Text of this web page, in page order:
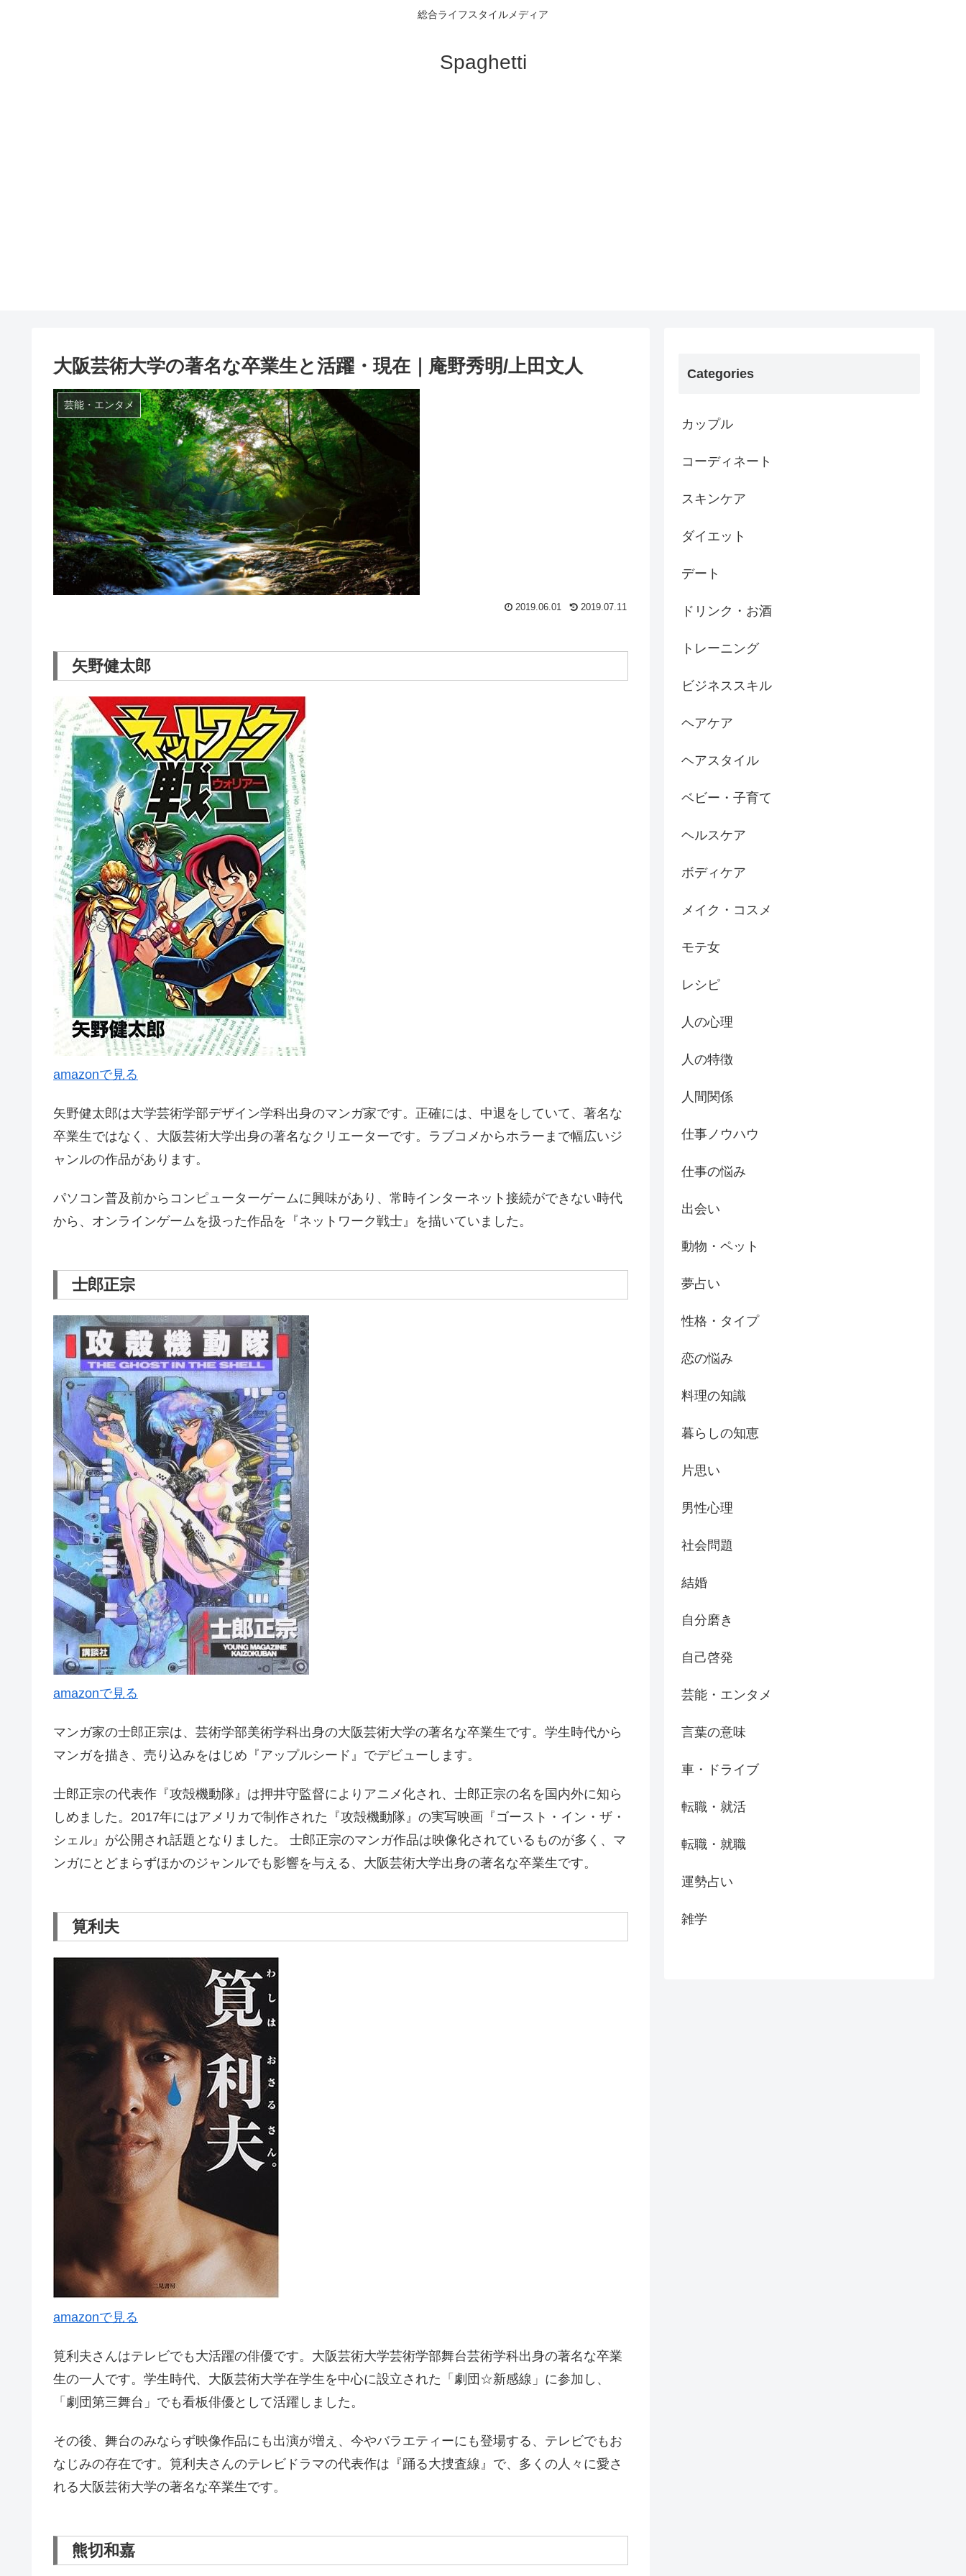
総合ライフスタイルメディア
Spaghetti
大阪芸術大学の著名な卒業生と活躍・現在｜庵野秀明/上田文人
芸能・エンタメ
2019.07.11
2019.06.01
矢野健太郎
amazonで見る
矢野健太郎は大学芸術学部デザイン学科出身のマンガ家です。正確には、中退をしていて、著名な
卒業生ではなく、大阪芸術大学出身の著名なクリエーターです。ラブコメからホラーまで幅広いジ
ャンルの作品があります。
パソコン普及前からコンピューターゲームに興味があり、常時インターネット接続ができない時代
から、オンラインゲームを扱った作品を『ネットワーク戦士』を描いていました。
士郎正宗
amazonで見る
マンガ家の士郎正宗は、芸術学部美術学科出身の大阪芸術大学の著名な卒業生です。学生時代から
マンガを描き、売り込みをはじめ『アップルシード』でデビューします。
士郎正宗の代表作『攻殻機動隊』は押井守監督によりアニメ化され、士郎正宗の名を国内外に知ら
しめました。2017年にはアメリカで制作された『攻殻機動隊』の実写映画『ゴースト・イン・ザ・
シェル』が公開され話題となりました。 士郎正宗のマンガ作品は映像化されているものが多く、マ
ンガにとどまらずほかのジャンルでも影響を与える、大阪芸術大学出身の著名な卒業生です。
筧利夫
amazonで見る
筧利夫さんはテレビでも大活躍の俳優です。大阪芸術大学芸術学部舞台芸術学科出身の著名な卒業
生の一人です。学生時代、大阪芸術大学在学生を中心に設立された「劇団☆新感線」に参加し、
「劇団第三舞台」でも看板俳優として活躍しました。
その後、舞台のみならず映像作品にも出演が増え、今やバラエティーにも登場する、テレビでもお
なじみの存在です。筧利夫さんのテレビドラマの代表作は『踊る大捜査線』で、多くの人々に愛さ
れる大阪芸術大学の著名な卒業生です。
熊切和嘉
Categories
カップル
コーディネート
スキンケア
ダイエット
デート
ドリンク・お酒
トレーニング
ビジネススキル
ヘアケア
ヘアスタイル
ベビー・子育て
ヘルスケア
ボディケア
メイク・コスメ
モテ女
レシピ
人の心理
人の特徴
人間関係
仕事ノウハウ
仕事の悩み
出会い
動物・ペット
夢占い
性格・タイプ
恋の悩み
料理の知識
暮らしの知恵
片思い
男性心理
社会問題
結婚
自分磨き
自己啓発
芸能・エンタメ
言葉の意味
車・ドライブ
転職・就活
転職・就職
運勢占い
雑学